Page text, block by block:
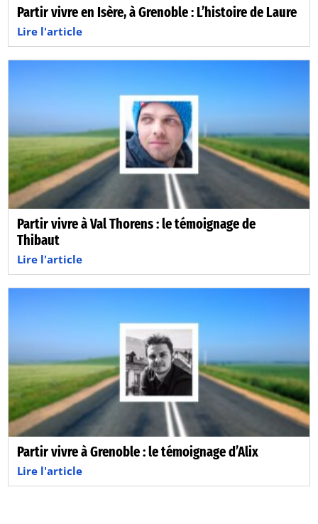
Partir vivre en Isère, à Grenoble : L’histoire de Laure
Lire l'article
Partir vivre à Val Thorens : le témoignage de
Thibaut
Lire l'article
Partir vivre à Grenoble : le témoignage d’Alix
Lire l'article